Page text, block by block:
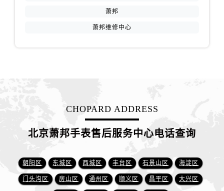
萧邦
萧邦维修中心
CHOPARD ADDRESS
北京萧邦手表售后服务中心电话查询
朝阳区 东城区 西城区 丰台区 石景山区 海淀区
门头沟区 房山区 通州区 顺义区 昌平区 大兴区